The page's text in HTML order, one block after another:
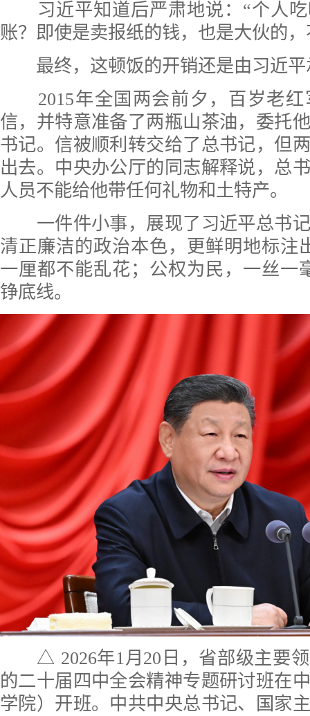
习近平知道后严肃地说：“个人吃
账？即使是卖报纸的钱，也是大伙的
最终，这顿饭的开销还是由习近平
2015年全国两会前夕，百岁老红
信，并特意准备了两瓶山茶油，委托
书记。信被顺利转交给了总书记，但
出去。中央办公厅的同志解释说，总
人员不能给他带任何礼物和土特产。
一件件小事，展现了习近平总书记
清正廉洁的政治本色，更鲜明地标注
一厘都不能乱花；公权为民，一丝一
铮底线。
△ 2026年1月20日，省部级主要领
的二十届四中全会精神专题研讨班在
学院）开班。中共中央总书记、国家